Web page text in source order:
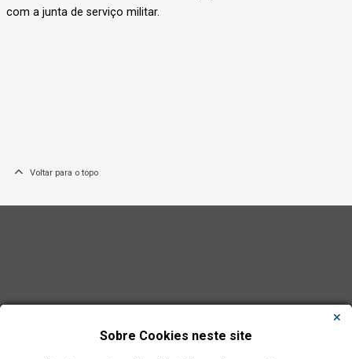
com a junta de serviço militar.
Voltar para o topo
Sobre Cookies neste site